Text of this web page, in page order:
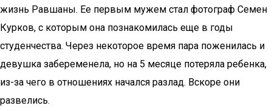
жизнь Равшаны. Ее первым мужем стал фотограф Семен
Курков, с которым она познакомилась еще в годы
студенчества. Через некоторое время пара поженилась и
девушка забеременела, но на 5 месяце потеряла ребенка,
из-за чего в отношениях начался разлад. Вскоре они
развелись.